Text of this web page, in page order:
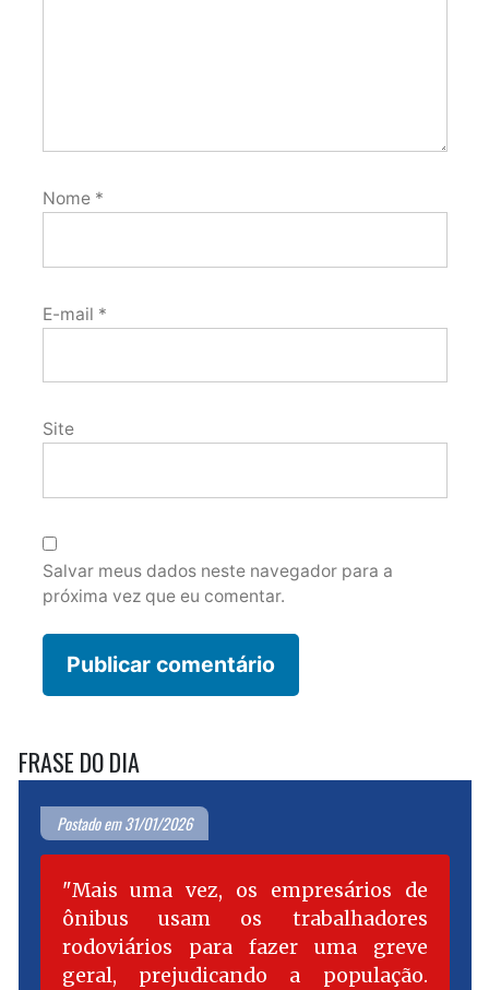
Nome *
E-mail *
Site
Salvar meus dados neste navegador para a
próxima vez que eu comentar.
FRASE DO DIA
Postado em 31/01/2026
Mais uma vez, os empresários de
ônibus usam os trabalhadores
rodoviários para fazer uma greve
geral, prejudicando a população.